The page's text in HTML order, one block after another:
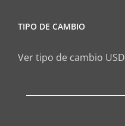
TIPO DE CAMBIO
Ver tipo de cambio USD